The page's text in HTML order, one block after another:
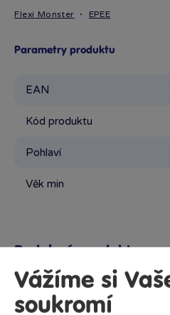
Flexi Monster EPEE
Parametry produktu
EAN
Kód produktu
Pohlaví
Věk min
Podobné produkty
Vážíme si
soukromí